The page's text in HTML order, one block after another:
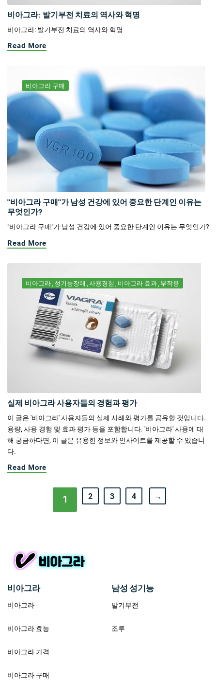
비아그라: 발기부전 치료의 역사와 혁명
비아그라: 발기부전 치료의 역사와 혁명
Read More
비아그라 구매
"비아그라 구매"가 남성 건강에 있어 중요한 단계인 이유는
무엇인가?
"비아그라 구매"가 남성 건강에 있어 중요한 단계인 이유는 무엇인가?
Read More
비아그라 성기능장애 사용경험 비아그라 효과 부작용
실제 비아그라 사용자들의 경험과 평가
이 글은 '비아그라' 사용자들의 실제 사례와 평가를 공유할 것입니다.
용량, 사용 경험 및 효과 평가 등을 포함합니다. '비아그라' 사용에 대
해 궁금하다면, 이 글은 유용한 정보와 인사이트를 제공할 수 있습니
다.
Read More
1 2 3 4 →
비아그라
비아그라
비아그라 효능
비아그라 가격
비아그라 구매
남성 성기능
발기부전
조루